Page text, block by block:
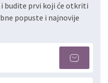
budite prvi koji će otkriti
popuste i najnovije